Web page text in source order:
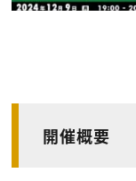
開催概要